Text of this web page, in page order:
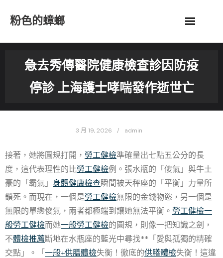
粉色的蟑螂
急去秀傳醫院健康檢查診因防疫
停診 上海護士哮喘發作逝世亡
3 月 19, 2026 admin
接著，她將圓規打開， 勞工健檢準確量出七點五公分的長
度，這代表理性的比勞工健檢例。張水瓶的「傻氣」與牛土
豪的「霸氣」 身體健康檢查瞬間被天秤座的「平衡」力量所
鎖死。而現在，一個是勞工健檢無限的金錢物慾，另一個是
無限的單戀傻氣，兩者都極端到讓她無法平衡。 勞工健檢一
般勞工健檢而她一般勞工健檢的圓規，則像一把知識之劍，
不體檢推薦斷地在水瓶座的藍光中尋找**「愛與孤獨的精確
交點」。「一般+供膳體檢失衡！徹底的供膳體檢失衡！這違